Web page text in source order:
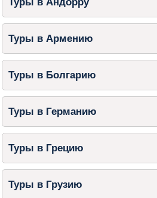
Туры в Армению
Туры в Болгарию
Туры в Германию
Туры в Грецию
Туры в Грузию